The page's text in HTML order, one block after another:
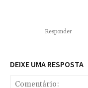
Responder
DEIXE UMA RESPOSTA